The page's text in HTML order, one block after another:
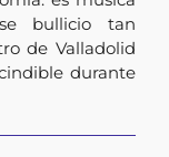
bullicio tan
de Valladolid
durante